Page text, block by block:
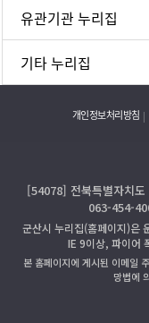
유관기관 누리집
기타 누리집
개인정보처리방침
[54078] 전북특별자치
063-454-
군산시 누리집(홈페이지)은
IE 9이상, 파이어
본 홈페이지에 게시된 이메일
망법에